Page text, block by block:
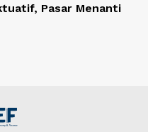
Pasar Menanti